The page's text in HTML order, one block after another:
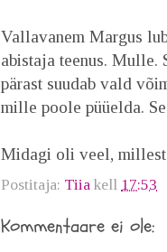
Vallavanem Margus
abistaja teenus. Mulle.
pärast suudab vald
mille poole püüelda.
Midagi oli veel, millest
Postitaja: Tiia kell 17:53
Kommentaare ei ole: